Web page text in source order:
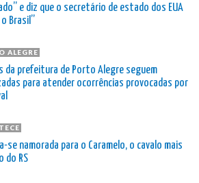
e diz que o secretário de estado dos EUA
Brasil”
ALEGRE
da prefeitura de Porto Alegre seguem
para atender ocorrências provocadas por
se namorada para o Caramelo, o cavalo mais
do RS